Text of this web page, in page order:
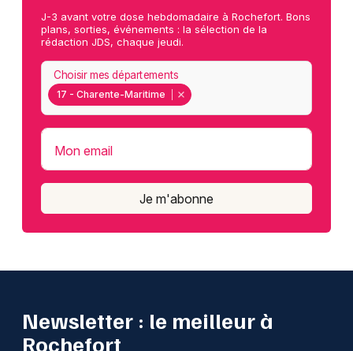
J-3 avant votre dose hebdomadaire à Rochefort. Bons
plans, sorties, événements : la sélection de la
rédaction JDS, chaque jeudi.
17 - Charente-Maritime
Choisir mes départements
Mon email
Je m'abonne
Newsletter : le meilleur à
Rochefort